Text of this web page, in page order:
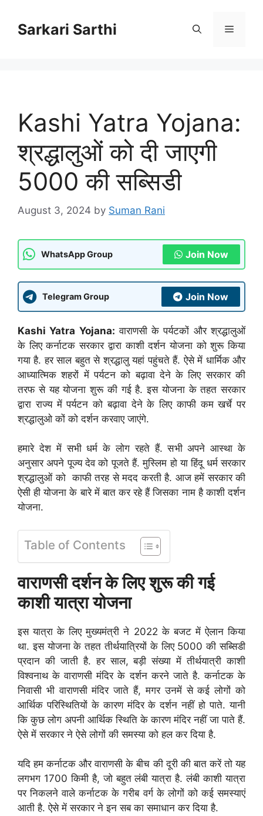
contentSarkari Sarthi Menu
Kashi Yatra Yojana:
श्रद्धालुओं को दी जाएगी
5000 की सब्सिडी
August 3, 2024 by Suman Rani
WhatsApp Group Join Now
Telegram Group Join Now
Kashi Yatra Yojana: वाराणसी के पर्यटकों और श्रद्धालुओं
के लिए कर्नाटक सरकार द्वारा काशी दर्शन योजना को शुरू किया
गया है. हर साल बहुत से श्रद्धालु यहां पहुंचते हैं. ऐसे में धार्मिक और
आध्यात्मिक शहरों में पर्यटन को बढ़ावा देने के लिए सरकार की
तरफ से यह योजना शुरू की गई है. इस योजना के तहत सरकार
द्वारा राज्य में पर्यटन को बढ़ावा देने के लिए काफी कम खर्चे पर
श्रद्धालुओ कों को दर्शन करवाए जाएंगे.
हमारे देश में सभी धर्म के लोग रहते हैं. सभी अपने आस्था के
अनुसार अपने पूज्य देव को पूजते हैं. मुस्लिम हो या हिंदू धर्म सरकार
श्रद्धालुओं को काफी तरह से मदद करती है. आज हमें सरकार की
ऐसी ही योजना के बारे में बात कर रहे हैं जिसका नाम है काशी दर्शन
योजना.
Table of Contents
वाराणसी दर्शन के लिए शुरू की गई
काशी यात्रा योजना
इस यात्रा के लिए मुख्यमंत्री ने 2022 के बजट में ऐलान किया
था. इस योजना के तहत तीर्थयात्रियों के लिए 5000 की सब्सिडी
प्रदान की जाती है. हर साल, बड़ी संख्या में तीर्थयात्री काशी
विश्वनाथ के वाराणसी मंदिर के दर्शन करने जाते है. कर्नाटक के
निवासी भी वाराणसी मंदिर जाते हैं, मगर उनमें से कई लोगों को
आर्थिक परिस्थितियों के कारण मंदिर के दर्शन नहीं हो पाते. यानी
कि कुछ लोग अपनी आर्थिक स्थिति के कारण मंदिर नहीं जा पाते हैं.
ऐसे में सरकार ने ऐसे लोगों की समस्या को हल कर दिया है.
यदिहम कर्नाटक और वाराणसी के बीच की दूरी की बात करें तो यह
लगभग 1700 किमी है, जो बहुत लंबी यात्रा है. लंबी काशी यात्रा
पर निकलने वाले कर्नाटक के गरीब वर्ग के लोगों को कई समस्याएं
आती है. ऐसे में सरकार ने इन सब का समाधान कर दिया है.